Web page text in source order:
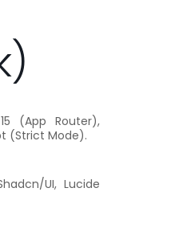
(App Router),
(Strict Mode).
UI, Lucide